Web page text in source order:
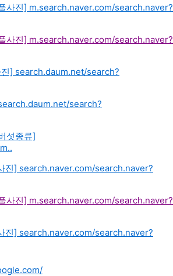
사진] m.search.naver.com/search.naver?
사진] m.search.naver.com/search.naver?
] search.daum.net/search?
search?
섯종류]
진] search.naver.com/search.naver?
사진] m.search.naver.com/search.naver?
진] search.naver.com/search.naver?